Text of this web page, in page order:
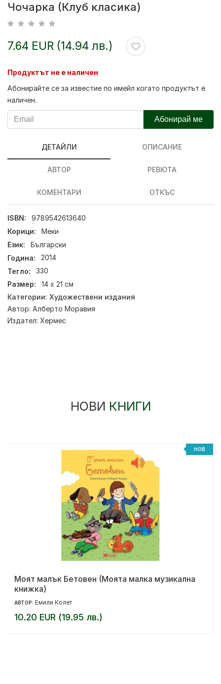
Чочарка (Клуб класика)
7.64 EUR (14.94 лв.)
Продуктът не е наличен
Абонирайте се за известие по имейл когато продуктът е
наличен.
Абонирай ме
ДЕТАЙЛИ ОПИСАНИЕ
АВТОР РЕВЮТА
КОМЕНТАРИ ОТКЪС
ISBN:
9789542613640
Корици:
Меки
Език:
Български
Година:
2014
Тегло:
330
Размер:
14 х 21 см
Категории: Художествени издания
Автор: Алберто Моравия
Издател: Хермес
НОВИ КНИГИ
НОВ
Моят малък Бетовен (Моята малка музикална
книжка)
АВТОР: Емили Колет
10.20 EUR (19.95 лв.)